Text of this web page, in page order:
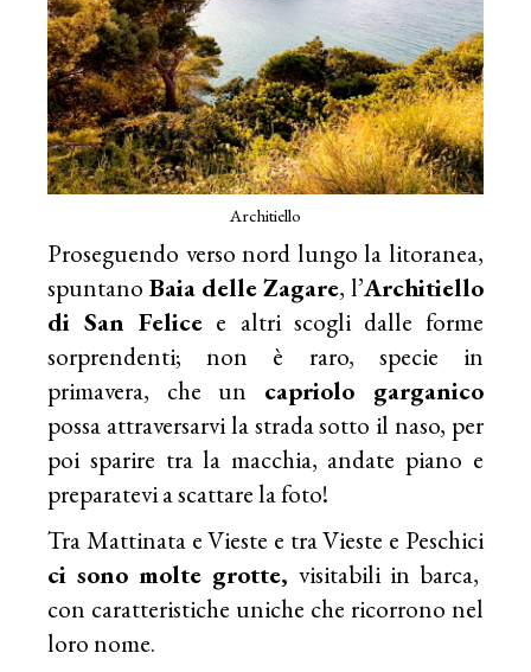
Architiello
Proseguendo verso nord lungo la litoranea,
spuntano Baia delle Zagare, l’Architiello
di San Felice e altri scogli dalle forme
sorprendenti; non è raro, specie in
primavera, che un capriolo garganico
possa attraversarvi la strada sotto il naso, per
poi sparire tra la macchia, andate piano e
preparatevi a scattare la foto!
Tra Mattinata e Vieste e tra Vieste e Peschici
ci sono molte grotte, visitabili in barca,
con caratteristiche uniche che ricorrono nel
loro nome.